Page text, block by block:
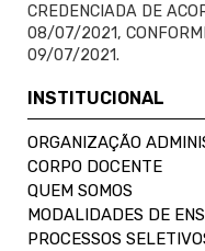
CREDENCIADA DE
08/07/2021,
09/07/2021.
INSTITUCIONAL
ORGANIZAÇÃO
CORPO DOCENTE
QUEM SOMOS
MODALIDADES DE
PROCESSOS